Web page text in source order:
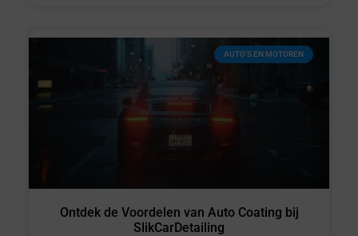
AUTO’S EN MOTOREN
Ontdek de Voordelen van Auto Coating bij
SlikCarDetailing